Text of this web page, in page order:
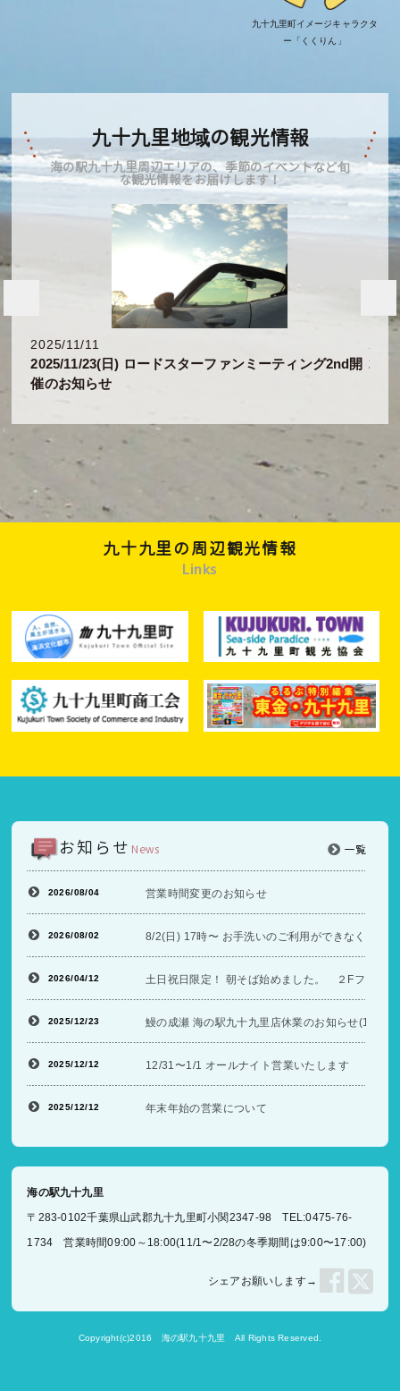
九十九里町イメージキャラクタ
ー 「くくりん」
九十九里地域の観光情報
海の駅九十九里周辺エリアの、季節のイベントなど旬
な観光情報をお届けします！
2025/11/11
2025/11/23(日) ロードスターファンミーティング2nd開
催のお知らせ
九十九里の周辺観光情報
Links
お知らせ News 一覧
2026/08/04 営業時間変更のお知らせ
2026/08/02 8/2(日) 17時〜 お手洗いのご利用ができなくなり
2026/04/12 土日祝日限定！ 朝そば始めました。 ２Fフード
2025/12/23 鰻の成瀬 海の駅九十九里店休業のお知らせ(12/26
2025/12/12 12/31〜1/1 オールナイト営業いたします
2025/12/12 年末年始の営業について
海の駅九十九里
〒283-0102千葉県山武郡九十九里町小関2347-98 TEL:0475-76-
1734 営業時間09:00～18:00(11/1〜2/28の冬季期間は9:00〜17:00)
シェアお願いします→
Copyright(c)2016 海の駅九十九里 All Rights Reserved.